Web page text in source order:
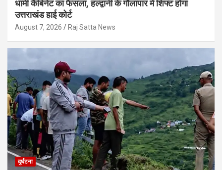
धामी कैबिनेट का फैसला, हल्द्वानी के गौलापार में शिफ्ट होगा
उत्तराखंड हाई कोर्ट
August 7, 2026 Raj Satta News
दुर्घटना